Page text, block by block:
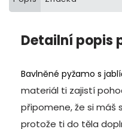
Detailní popis
Bavlněné pyžamo s
materiál ti zajistí
připomene, že si máš
protože ti do těla